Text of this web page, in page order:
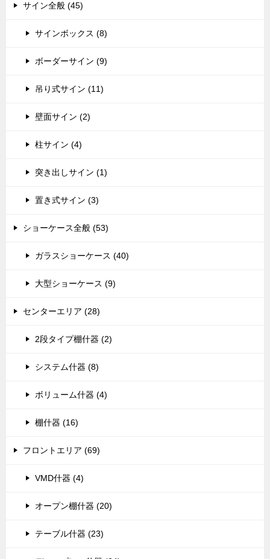
サイン全般 (45)
サインボックス (8)
ボーダーサイン (9)
吊り式サイン (11)
壁面サイン (2)
柱サイン (4)
突き出しサイン (1)
置き式サイン (3)
ショーケース全般 (53)
ガラスショーケース (40)
大型ショーケース (9)
センターエリア (28)
2段タイプ棚什器 (2)
システム什器 (8)
ボリューム什器 (4)
棚什器 (16)
フロントエリア (69)
VMD什器 (4)
オープン棚什器 (20)
テーブル什器 (23)